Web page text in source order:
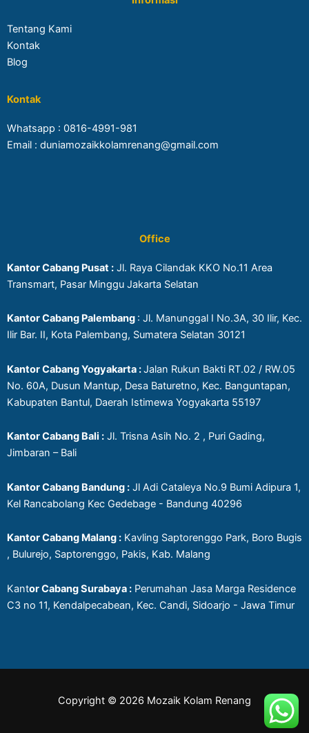
Tentang Kami
Kontak
Blog
Kontak
Whatsapp : 0816-4991-981
Email : duniamozaikkolamrenang@gmail.com
Office
Kantor Cabang Pusat : Jl. Raya Cilandak KKO No.11 Area
Transmart, Pasar Minggu Jakarta Selatan
Kantor Cabang Palembang : Jl. Manunggal I No.3A, 30 Ilir, Kec.
Ilir Bar. II, Kota Palembang, Sumatera Selatan 30121
Kantor Cabang Yogyakarta :Jalan Rukun Bakti RT.02 / RW.05
No. 60A, Dusun Mantup, Desa Baturetno, Kec. Banguntapan,
Kabupaten Bantul, Daerah Istimewa Yogyakarta 55197
Kantor Cabang Bali : Jl. Trisna Asih No. 2 , Puri Gading,
Jimbaran – Bali
Kantor Cabang Bandung : Jl Adi Cataleya No.9 Bumi Adipura 1,
Kel Rancabolang Kec Gedebage - Bandung 40296
Kantor Cabang Malang : Kavling Saptorenggo Park, Boro Bugis
, Bulurejo, Saptorenggo, Pakis, Kab. Malang
Kantor Cabang Surabaya : Perumahan Jasa Marga Residence
C3 no 11, Kendalpecabean, Kec. Candi, Sidoarjo - Jawa Timur
Copyright © 2026 Mozaik Kolam Renang